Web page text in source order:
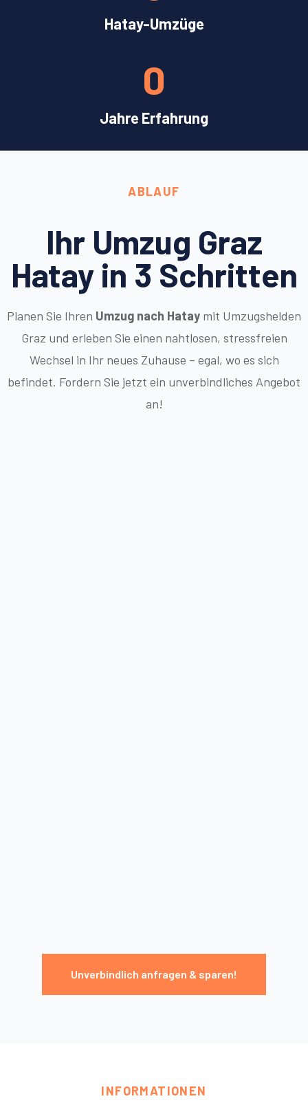
Hatay-Umzüge
Jahre Erfahrung
0
ABLAUF
Ihr Umzug Graz
Hatay in 3 Schritten
Planen Sie Ihren Umzug nach Hatay mit Umzugshelden
Graz und erleben Sie einen nahtlosen, stressfreien
Wechsel in Ihr neues Zuhause – egal, wo es sich
befindet. Fordern Sie jetzt ein unverbindliches Angebot
an!
Unverbindlich anfragen & sparen!
INFORMATIONEN